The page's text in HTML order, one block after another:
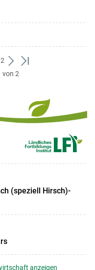
weiter
zum
zum
von 2
(speziell Hirsch)-
anzeigen